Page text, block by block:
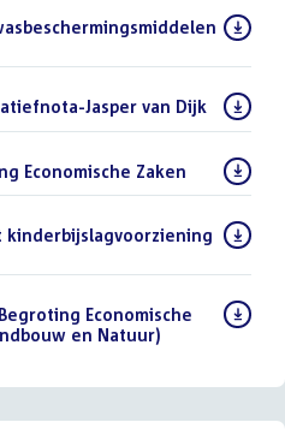
Jasper van Dijk
Economische Zaken
kinderbijslagvoorziening
Economische
en Natuur)